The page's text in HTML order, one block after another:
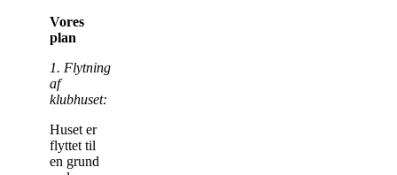
Vores
plan
1. Flytning
af
klubhuset:
Huset er
flyttet til
en grund